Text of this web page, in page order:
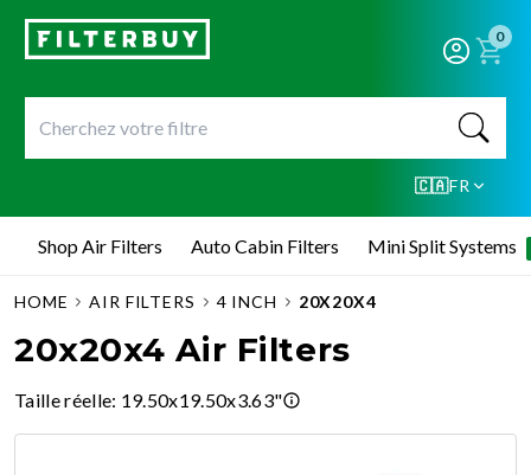
0
🇨🇦FR
Shop Air Filters Auto Cabin Filters Mini Split Systems
HOME AIR FILTERS 4 INCH 20X20X4
20x20x4 Air Filters
Taille réelle: 19.50x19.50x3.63"